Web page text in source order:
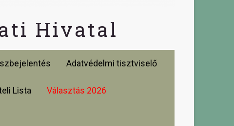
Hivatal
Adatvédelmi tisztviselő
Lista Választás 2026